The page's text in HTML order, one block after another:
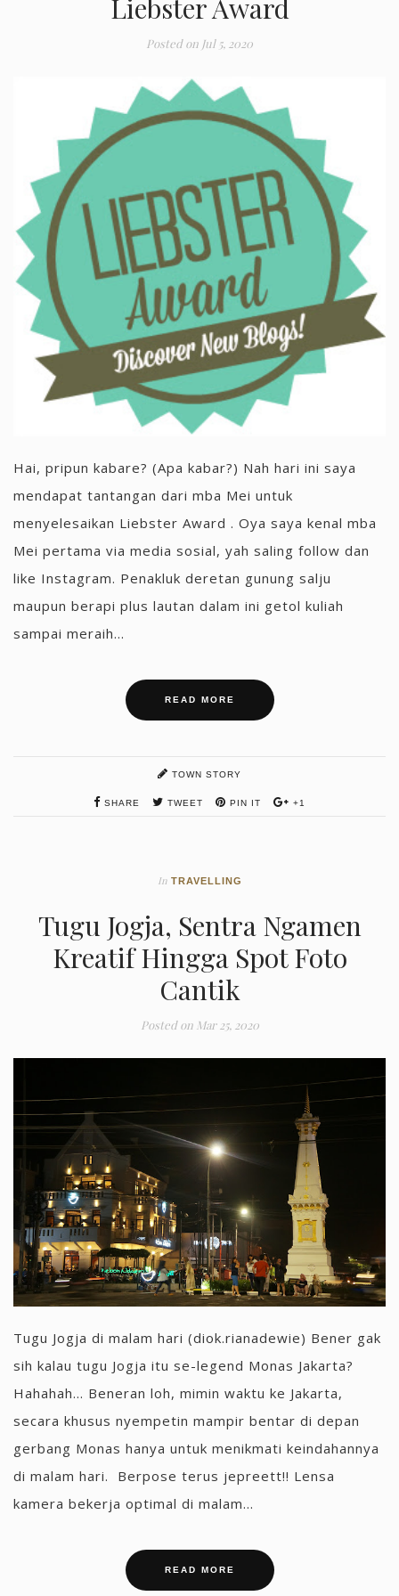
Liebster Award
Posted on Jul 5, 2020
Hai, pripun kabare? (Apa kabar?) Nah hari ini saya
mendapat tantangan dari mba Mei untuk
menyelesaikan Liebster Award . Oya saya kenal mba
Mei pertama via media sosial, yah saling follow dan
like Instagram. Penakluk deretan gunung salju
maupun berapi plus lautan dalam ini getol kuliah
sampai meraih...
READ MORE
TOWN STORY
SHARE TWEET PIN IT +1
In TRAVELLING
Tugu Jogja, Sentra Ngamen
Kreatif Hingga Spot Foto
Cantik
Posted onMar 25, 2020
Tugu Jogja di malam hari (diok.rianadewie) Bener gak
sih kalau tugu Jogja itu se-legend Monas Jakarta?
Hahahah... Beneran loh, mimin waktu ke Jakarta,
secara khusus nyempetin mampir bentar di depan
gerbang Monas hanya untuk menikmati keindahannya
di malam hari. Berpose terus jepreett!! Lensa
kamera bekerja optimal di malam...
READ MORE